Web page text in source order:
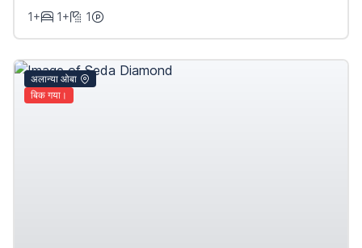
1+
1+ 1
अलान्या ओबा
बिक गया।